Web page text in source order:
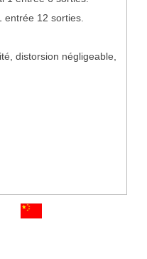
12 sorties.
distorsion négligeable,